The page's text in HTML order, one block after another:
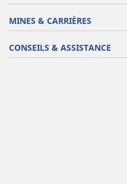
MINES & CARRIÈRES
CONSEILS & ASSISTANCE